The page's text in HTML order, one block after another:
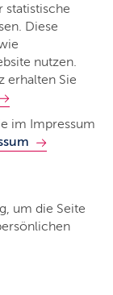
statistische
Diese
nutzen.
erhalten Sie
im Impressum
um die Seite